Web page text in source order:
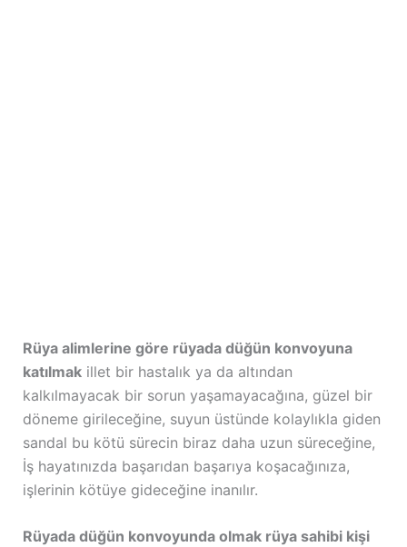
Rüya alimlerine göre rüyada düğün konvoyuna
katılmakillet bir hastalık ya da altından
kalkılmayacak bir sorun yaşamayacağına, güzel bir
döneme girileceğine, suyun üstünde kolaylıkla giden
sandal bu kötü sürecin biraz daha uzun süreceğine,
İş hayatınızda başarıdan başarıya koşacağınıza,
işlerinin kötüye gideceğine inanılır.
Rüyada düğün konvoyunda olmak rüya sahibi kişi